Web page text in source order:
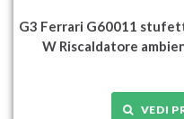
G3 Ferrari G60011
W Riscaldatore
VEDI